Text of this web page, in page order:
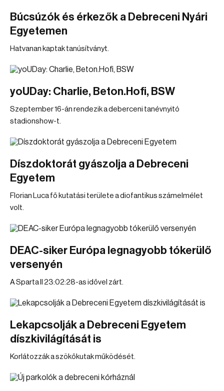
Búcsúzók és érkezők a Debreceni Nyári
Egyetemen
Hatvanan kaptak tanúsítványt.
yoUDay: Charlie, Beton.Hofi, BSW
Szeptember 16-án rendezik a deberceni tanévnyitó
stadionshow-t.
Díszdoktorát gyászolja a Debreceni
Egyetem
Florian Luca fő kutatási területe a diofantikus számelmélet
volt.
DEAC-siker Európa legnagyobb tókerülő
versenyén
A Sparta II 23:02:28-as idővel zárt.
Lekapcsolják a Debreceni Egyetem
díszkivilágítását is
Korlátozzák a szökőkutak működését.